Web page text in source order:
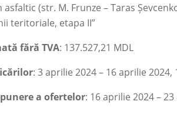
(str. M. Frunze –Taras
teritoriale, etapa II”
fără TVA: 137.527,21 MDL
: 3 aprilie 2024– 16 aprilie 2024,
a ofertelor: 16 aprilie 2024–